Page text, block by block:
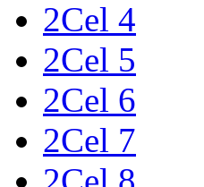
2Cel 4
2Cel 5
2Cel 6
2Cel 7